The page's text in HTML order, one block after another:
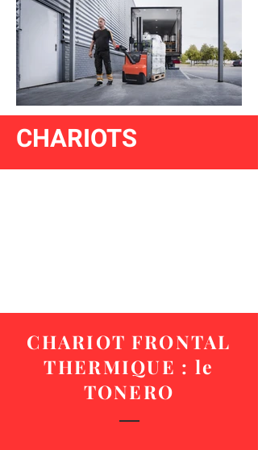
CHARIOTS
CHARIOT FRONTAL
THERMIQUE : le
TONERO